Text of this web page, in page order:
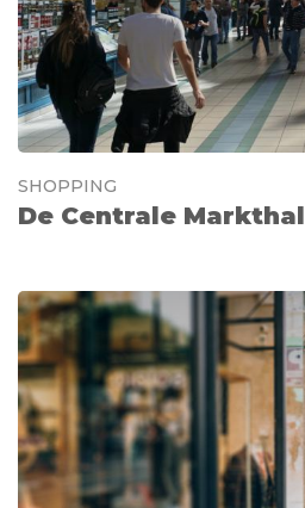
SHOPPING
De Centrale Markthal